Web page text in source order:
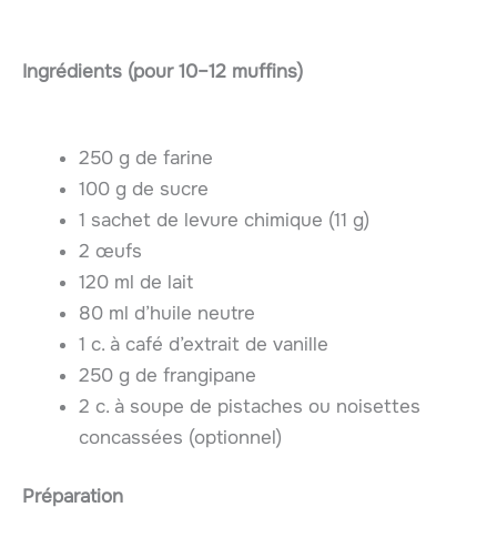
Ingrédients (pour 10–12 muffins)
250 g de farine
100 g de sucre
1 sachet de levure chimique (11 g)
2 œufs
120 ml de lait
80 ml d’huile neutre
1 c. à café d’extrait de vanille
250 g de frangipane
2 c. à soupe de pistaches ou noisettes
concassées (optionnel)
Préparation